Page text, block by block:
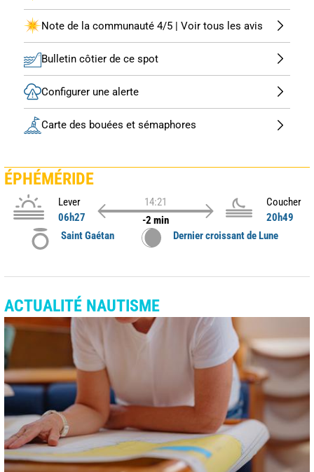
Note de la communauté 4/5 | Voir tous les avis
Bulletin côtier de ce spot
Configurer une alerte
Carte des bouées et sémaphores
ÉPHÉMÉRIDE
Lever
06h27
14:21
-2 min
Coucher
20h49
Saint Gaétan
Dernier croissant de Lune
ACTUALITÉ NAUTISME